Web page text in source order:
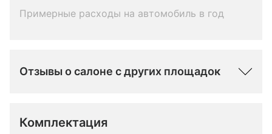
Примерные расходы на автомобиль в год
Отзывы о салоне с других площадок
Комплектация